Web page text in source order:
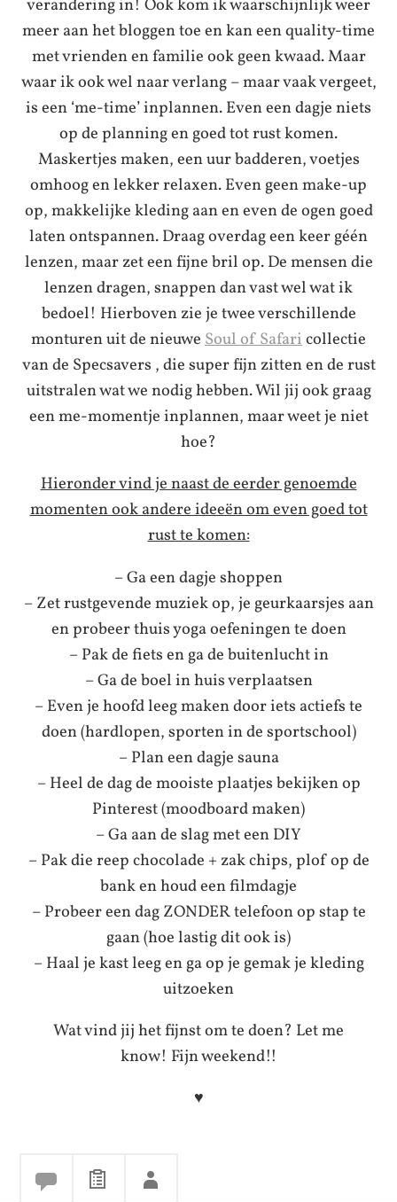
verandering in! Ook kom ik waarschijnlijk weer
meer aan het bloggen toe en kan een quality-time
met vrienden en familie ook geen kwaad. Maar
waar ik ook wel naar verlang – maar vaak vergeet,
is een ‘me-time’ inplannen. Even een dagje niets
op de planning en goed tot rust komen.
Maskertjes maken, een uur badderen, voetjes
omhoog en lekker relaxen. Even geen make-up
op, makkelijke kleding aan en even de ogen goed
laten ontspannen. Draag overdag een keer géén
lenzen, maar zet een fijne bril op. De mensen die
lenzen dragen, snappen dan vast wel wat ik
bedoel! Hierboven zie je twee verschillende
monturen uit de nieuweSoul of Safaricollectie
van de Specsavers , die super fijn zitten en de rust
uitstralen wat we nodig hebben. Wil jij ook graag
een me-momentje inplannen, maar weet je niet
hoe?
Hieronder vind je naast de eerder genoemde
momenten ook andere ideeën om even goed tot
rust te komen:
– Ga een dagje shoppen
– Zet rustgevende muziek op, je geurkaarsjes aan
en probeer thuis yoga oefeningen te doen
– Pak de fiets en ga de buitenlucht in
– Ga de boel in huis verplaatsen
– Even je hoofd leeg maken door iets actiefs te
doen (hardlopen, sporten in de sportschool)
– Plan een dagje sauna
– Heel de dag de mooiste plaatjes bekijken op
Pinterest (moodboard maken)
– Ga aan de slag met een DIY
– Pak die reep chocolade + zak chips, plof op de
bank en houd een filmdagje
– Probeer een dag ZONDER telefoon op stap te
gaan (hoe lastig dit ook is)
– Haal je kast leeg en ga op je gemak je kleding
uitzoeken
Wat vind jij het fijnst om te doen? Let me
know! Fijn weekend!!
♥